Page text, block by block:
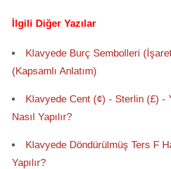
İlgili Diğer Yazılar
Klavyede Burç Sembolleri
(Kapsamlı Anlatım)
Klavyede Cent (¢) - Sterlin (£) -
Nasıl Yapılır?
Klavyede Döndürülmüş Ters F
Yapılır?